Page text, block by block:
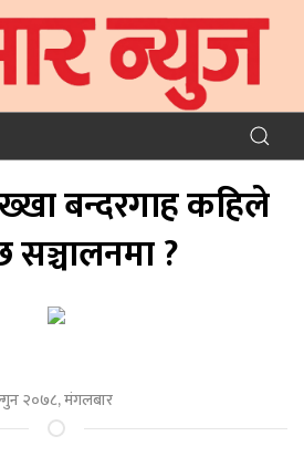
बन्दरगाह कहिले
?
२०७८, मंगलबार